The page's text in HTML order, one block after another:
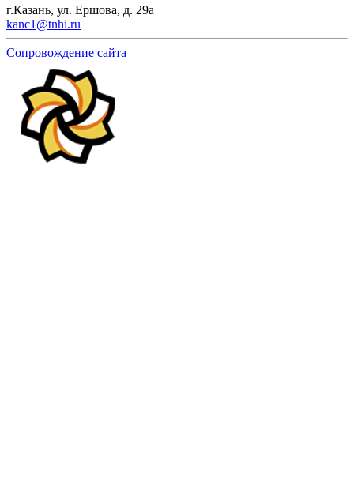
г.Казань, ул. Ершова, д. 29а
kanc1@tnhi.ru
Сопровождение сайта